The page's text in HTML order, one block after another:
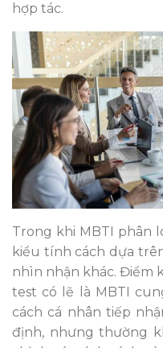
hợp tác.
Trong khi MBTI phân
kiểu tính cách dựa
nhìn nhận khác. Điểm
test có lẽ là MBTI
cách cá nhân tiếp
định, nhưng thường